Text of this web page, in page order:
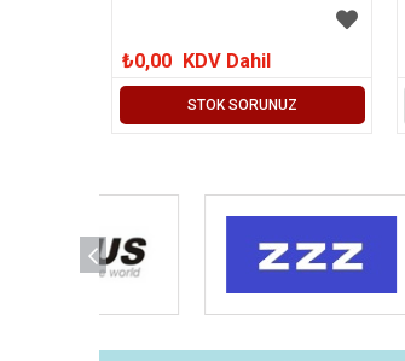
STOK SORUNUZ
₺0,00 KDV Dahil